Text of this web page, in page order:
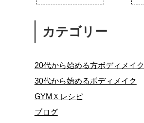
カテゴリー
20代から始める方ボディメイク
30代から始めるボディメイク
GYMＸレシピ
ブログ